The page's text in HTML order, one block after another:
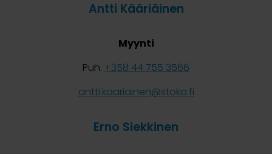
Antti Kääriäinen
Myynti
Puh. +358 44 755 3566
antti.kaariainen@stoka.fi
Erno Siekkinen